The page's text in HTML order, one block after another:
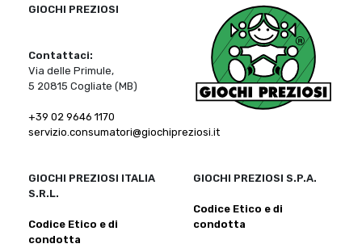
GIOCHI PREZIOSI
Contattaci:
Via delle Primule,
5 20815 Cogliate (MB)
+39 02 9646 1170
servizio.consumatori@giochipreziosi.it
GIOCHI PREZIOSI ITALIA
S.R.L.
Codice Etico e di
condotta
GIOCHI PREZIOSI S.P.A.
Codice Etico e di
condotta